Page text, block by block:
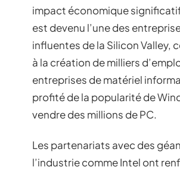
impact économique
est devenu l’une des
influentes de la Silicon Valley,
à la création de milliers
entreprises de matériel
profité de la popularité de
vendre des millions de PC.
Les partenariats avec des
l’industrie comme Intel ont